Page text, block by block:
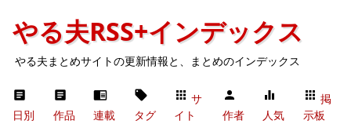
やる夫RSS+インデックス
やる夫まとめサイトの更新情報と、まとめのインデックス
日別 作品 連載 タグ
サ
イト
作者 人気
掲
示板